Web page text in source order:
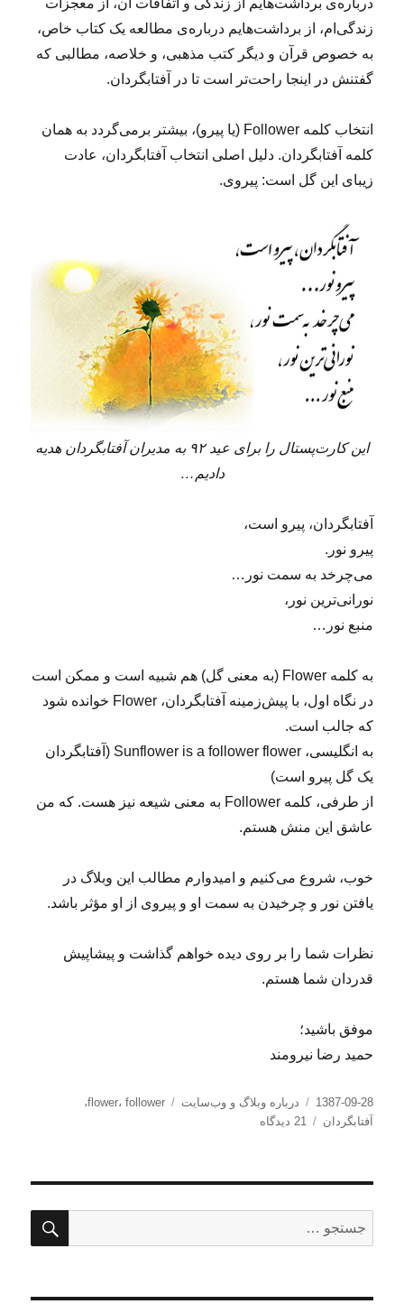
درباره‌ی برداشت‌هایم از زندگی و اتفاقات آن، از معجزات
زندگی‌ام، از برداشت‌هایم درباره‌ی مطالعه یک کتاب خاص،
به خصوص قرآن و دیگر کتب مذهبی، و خلاصه، مطالبی که
گفتنش در اینجا راحت‌تر است تا در آفتابگردان.
انتخاب کلمه Follower (یا پیرو)، بیشتر برمی‌گردد به همان
کلمه آفتابگردان. دلیل اصلی انتخاب آفتابگردان، عادت
زیبای این گل است: پیروی.
این کارت‌پستال را برای عید ۹۲ به مدیران آفتابگردان هدیه
دادیم…
آفتابگردان، پیرو است،
پیرو نور.
می‌چرخد به سمت نور…
نورانی‌ترین نور،
منبع نور…
به کلمه Flower (به معنی گل) هم شبیه است و ممکن است
در نگاه اول، با پیش‌زمینه آفتابگردان، Flower خوانده شود
که جالب است.
به انگلیسی، Sunflower is a follower flower (آفتابگردان
یک گل پیرو است)
از طرفی، کلمه Follower به معنی شیعه نیز هست. که من
عاشق این منش هستم.
خوب، شروع می‌کنیم و امیدوارم مطالب این وبلاگ در
یافتن نور و چرخیدن به سمت او و پیروی از او مؤثر باشد.
نظرات شما را بر روی دیده خواهم گذاشت و پیشاپیش
قدردان شما هستم.
موفق باشید؛
حمید رضا نیرومند
ارسال
شده
1387-09-28 دسته‌ها
درباره وبلاگ و وب‌سایت برچسب‌هاflower، follower
،
آفتابگردان
21 دیدگاه
برای: